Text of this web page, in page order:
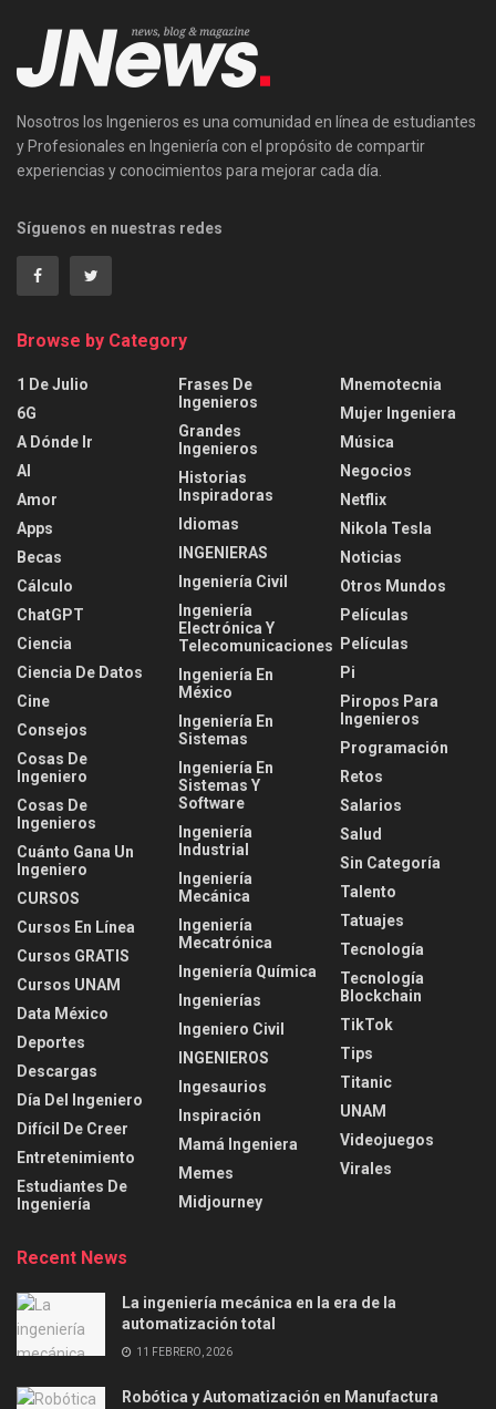
Nosotros los Ingenieros es una comunidad en línea de estudiantes
y Profesionales en Ingeniería con el propósito de compartir
experiencias y conocimientos para mejorar cada día.
Síguenos en nuestras redes
Browse by Category
1 De Julio
6G
A Dónde Ir
AI
Amor
Apps
Becas
Cálculo
ChatGPT
Ciencia
Ciencia De Datos
Cine
Consejos
Cosas De
Ingeniero
Cosas De
Ingenieros
Cuánto Gana Un
Ingeniero
CURSOS
Cursos En Línea
Cursos GRATIS
Cursos UNAM
Data México
Deportes
Descargas
Día Del Ingeniero
Difícil De Creer
Entretenimiento
Estudiantes De
Ingeniería
Frases De
Ingenieros
Grandes
Ingenieros
Historias
Inspiradoras
Idiomas
INGENIERAS
Ingeniería Civil
Ingeniería
Electrónica Y
Telecomunicaciones
Ingeniería En
México
Ingeniería En
Sistemas
Ingeniería En
Sistemas Y
Software
Ingeniería
Industrial
Ingeniería
Mecánica
Ingeniería
Mecatrónica
Ingeniería Química
Ingenierías
Ingeniero Civil
INGENIEROS
Ingesaurios
Inspiración
Mamá Ingeniera
Memes
Midjourney
Mnemotecnia
Mujer Ingeniera
Música
Negocios
Netflix
Nikola Tesla
Noticias
Otros Mundos
Películas
Películas
Pi
Piropos Para
Ingenieros
Programación
Retos
Salarios
Salud
Sin Categoría
Talento
Tatuajes
Tecnología
Tecnología
Blockchain
TikTok
Tips
Titanic
UNAM
Videojuegos
Virales
Recent News
La ingeniería mecánica en la era de la
automatización total
11 FEBRERO, 2026
Robótica y Automatización en Manufactura